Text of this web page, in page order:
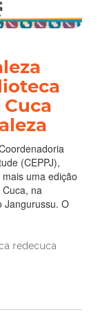
(CEPPJ),
uma edição
na
Jangurussu. O
redecuca